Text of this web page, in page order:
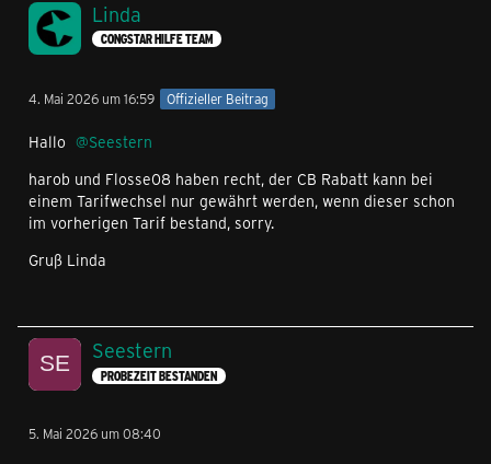
Linda
CONGSTAR HILFE TEAM
4. Mai 2026 um 16:59 Offizieller Beitrag
Hallo
Seestern
harob und Flosse08 haben recht, der CB Rabatt kann bei
einem Tarifwechsel nur gewährt werden, wenn dieser schon
im vorherigen Tarif bestand, sorry.
Gruß Linda
Seestern
PROBEZEIT BESTANDEN
5. Mai 2026 um 08:40